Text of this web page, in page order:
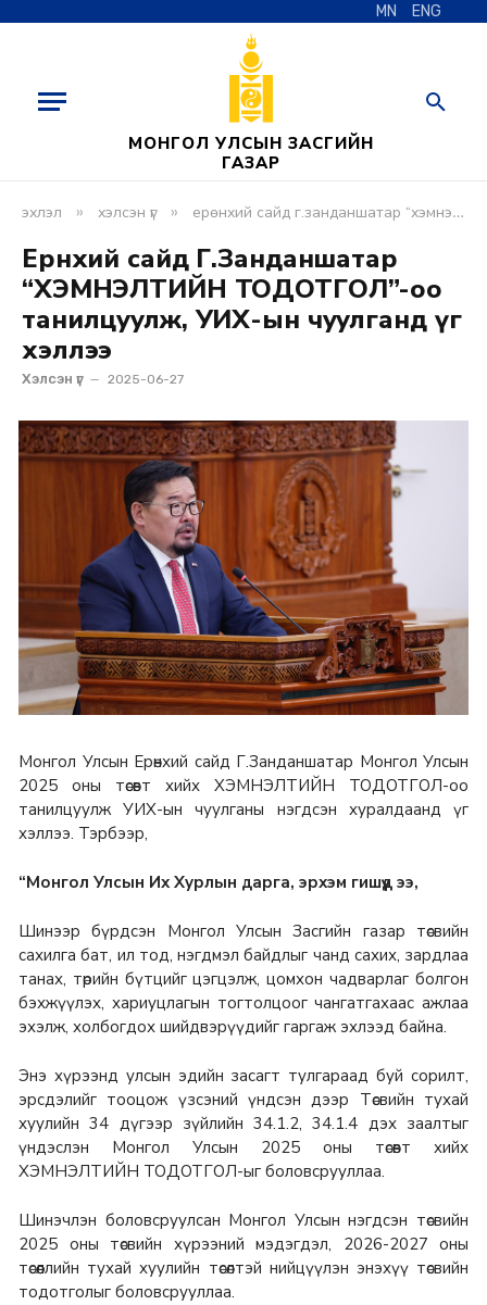
MN ENG
МОНГОЛ УЛСЫН ЗАСГИЙН
ГАЗАР
эхлэл » хэлсэн үг » ерөнхий сайд г.занданшатар “хэмнэлтийн тодотгол”-оо танилцуулж, уих-ын чуулганд үг хэллээ
Ерөнхий сайд Г.Занданшатар
“ХЭМНЭЛТИЙН ТОДОТГОЛ”-оо
танилцуулж, УИХ-ын чуулганд үг
хэллээ
Хэлсэн үг 2025-06-27
Монгол Улсын Ерөнхий сайд Г.Занданшатар Монгол Улсын
2025 оны төсөвт хийх ХЭМНЭЛТИЙН ТОДОТГОЛ-оо
танилцуулж УИХ-ын чуулганы нэгдсэн хуралдаанд үг
хэллээ. Тэрбээр,
“Монгол Улсын Их Хурлын дарга, эрхэм гишүүд ээ,
Шинээр бүрдсэн Монгол Улсын Засгийн газар төсвийн
сахилга бат, ил тод, нэгдмэл байдлыг чанд сахих, зардлаа
танах, төрийн бүтцийг цэгцэлж, цомхон чадварлаг болгон
бэхжүүлэх, хариуцлагын тогтолцоог чангатгахаас ажлаа
эхэлж, холбогдох шийдвэрүүдийг гаргаж эхлээд байна.
Энэ хүрээнд улсын эдийн засагт тулгараад буй сорилт,
эрсдэлийг тооцож үзсэний үндсэн дээр Төсвийн тухай
хуулийн 34 дүгээр зүйлийн 34.1.2, 34.1.4 дэх заалтыг
үндэслэн Монгол Улсын 2025 оны төсөвт хийх
ХЭМНЭЛТИЙН ТОДОТГОЛ-ыг боловсрууллаа.
Шинэчлэн боловсруулсан Монгол Улсын нэгдсэн төсвийн
2025 оны төсвийн хүрээний мэдэгдэл, 2026-2027 оны
төсөөллийн тухай хуулийн төсөлтэй нийцүүлэн энэхүү төсвийн
тодотголыг боловсрууллаа.